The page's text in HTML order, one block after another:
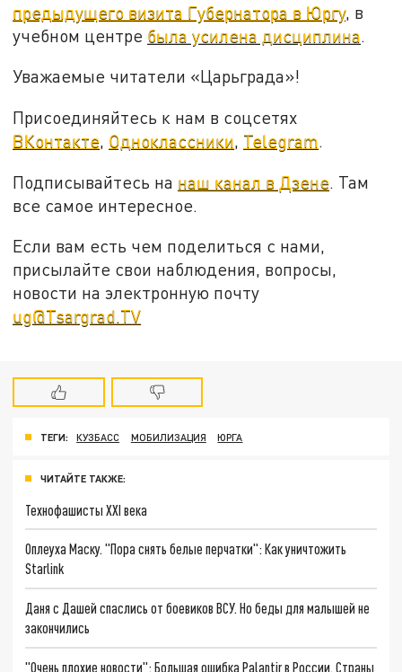
предыдущего визита Губернатора в Юргу, в
учебном центре была усилена дисциплина
Уважаемые читатели «Царьграда»!
Присоединяйтесь к нам в соцсетях
ВКонтакте, Одноклассники, Telegram.
Подписывайтесь на наш канал в Дзене . Там
все самое интересное.
Если вам есть чем поделиться с нами,
присылайте свои наблюдения, вопросы,
новости на электронную почту
ug@Tsargrad.TV
ТЕГИ: КУЗБАСС МОБИЛИЗАЦИЯ ЮРГА
ЧИТАЙТЕ ТАКЖЕ:
Технофашисты XXI века
Оплеуха Маску. "Пора снять белые перчатки": Как уничтожить
Starlink
Даня с Дашей спаслись от боевиков ВСУ. Но беды для малышей не
закончились
"Очень плохие новости": Большая ошибка Palantir в России. Страны